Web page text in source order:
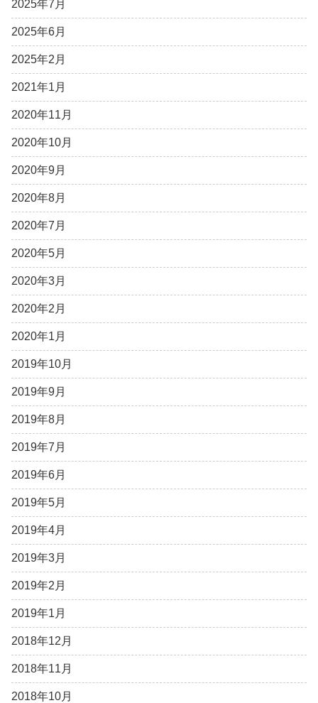
2025年7月
2025年6月
2025年2月
2021年1月
2020年11月
2020年10月
2020年9月
2020年8月
2020年7月
2020年5月
2020年3月
2020年2月
2020年1月
2019年10月
2019年9月
2019年8月
2019年7月
2019年6月
2019年5月
2019年4月
2019年3月
2019年2月
2019年1月
2018年12月
2018年11月
2018年10月